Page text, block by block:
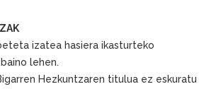
izatea hasiera ikasturteko
lehen.
Hezkuntzaren titulua ez eskuratu